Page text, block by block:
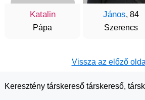
Katalin
Pápa
János, 84
Szerencs
Vissza az előző
Keresztény társkereső társkereső,